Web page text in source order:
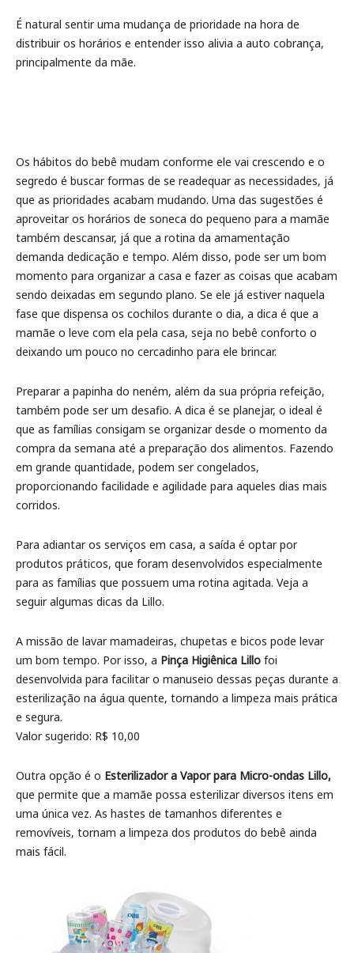
É natural sentir uma mudança de prioridade na hora de
distribuir os horários e entender isso alivia a auto cobrança,
principalmente da mãe.
Os hábitos do bebê mudam conforme ele vai crescendo e o
segredo é buscar formas de se readequar as necessidades, já
que as prioridades acabam mudando. Uma das sugestões é
aproveitar os horários de soneca do pequeno para a mamãe
também descansar, já que a rotina da amamentação
demanda dedicação e tempo. Além disso, pode ser um bom
momento para organizar a casa e fazer as coisas que acabam
sendo deixadas em segundo plano. Se ele já estiver naquela
fase que dispensa os cochilos durante o dia, a dica é que a
mamãe o leve com ela pela casa, seja no bebê conforto o
deixando um pouco no cercadinho para ele brincar.
Preparar a papinha do neném, além da sua própria refeição,
também pode ser um desafio. A dica é se planejar, o ideal é
que as famílias consigam se organizar desde o momento da
compra da semana até a preparação dos alimentos. Fazendo
em grande quantidade, podem ser congelados,
proporcionando facilidade e agilidade para aqueles dias mais
corridos.
Para adiantar os serviços em casa, a saída é optar por
produtos práticos, que foram desenvolvidos especialmente
para as famílias que possuem uma rotina agitada. Veja a
seguir algumas dicas da Lillo.
A missão de lavar mamadeiras, chupetas e bicos pode levar
um bom tempo. Por isso, a Pinça Higiênica Lillo foi
desenvolvida para facilitar o manuseio dessas peças durante a
esterilização na água quente, tornando a limpeza mais prática
e segura.
Valor sugerido: R$ 10,00
Outra opção é o Esterilizador a Vapor para Micro-ondas Lillo,
que permite que a mamãe possa esterilizar diversos itens em
uma única vez. As hastes de tamanhos diferentes e
removíveis, tornam a limpeza dos produtos do bebê ainda
mais fácil.